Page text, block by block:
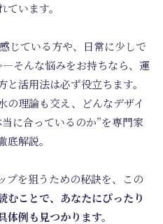
います。
じている方や、日常に少しで
そんな悩みをお持ちなら、運
活用法は必ず役立ちます。
の理論も交え、どんなデザイ
に合っているのか”を専門家
解説。
プを狙うための秘訣を、この
むことで、あなたにぴったり
例も見つかります。